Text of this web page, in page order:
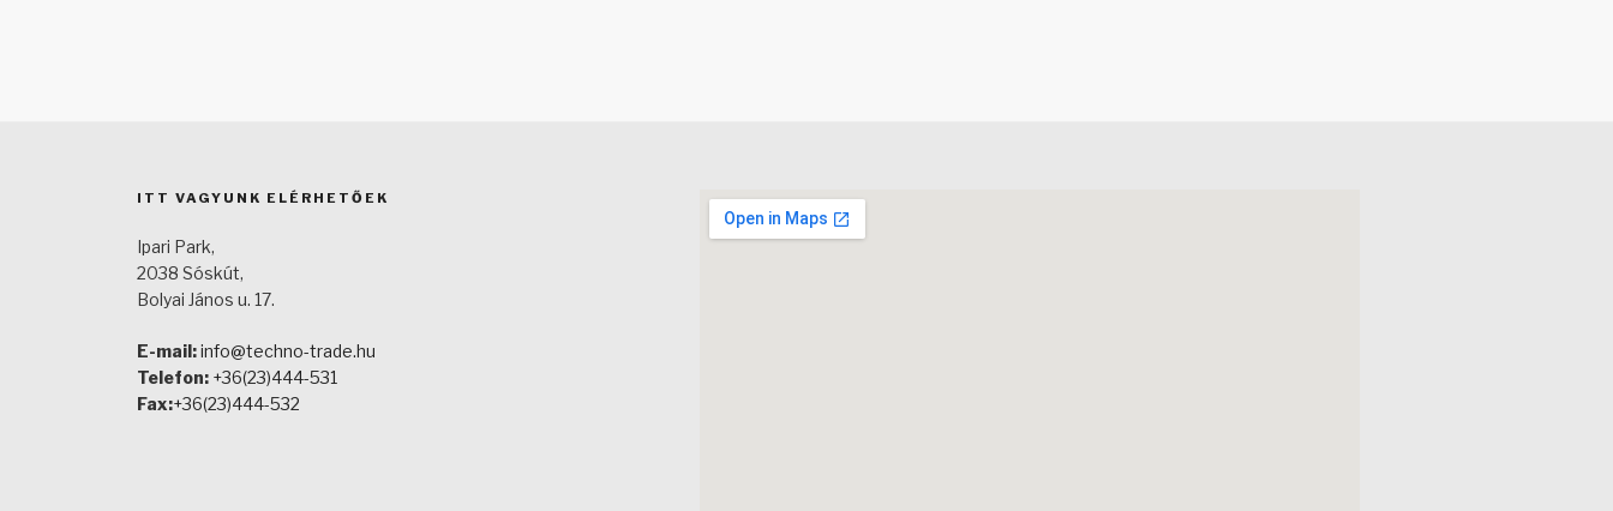
ITT VAGYUNK ELÉRHETŐEK
Ipari Park,
2038 Sóskút,
Bolyai János u. 17.
E-mail:info@techno-trade.hu
Telefon: +36(23)444-531
Fax:+36(23)444-532